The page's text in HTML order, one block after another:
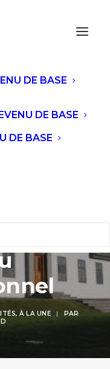
DE BASE
DE BASE
DE BASE
Parti
à
de
, À LA UNE |
PAR